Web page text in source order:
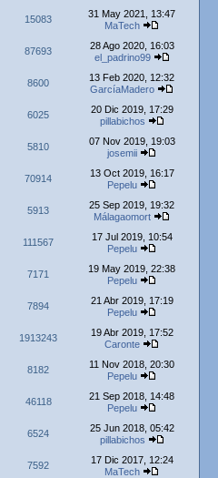
15083
31 May 2021, 13:47
MaTech
87693
28 Ago 2020, 16:03
el_padrino99
8600
13 Feb 2020, 12:32
GarcíaMadero
6025
20 Dic 2019, 17:29
pillabichos
5810
07 Nov 2019, 19:03
josemii
70914
13 Oct 2019, 16:17
Pepelu
5913
25 Sep 2019, 19:32
Málagaomort
111567
17 Jul 2019, 10:54
Pepelu
7171
19 May 2019, 22:38
Pepelu
7894
21 Abr 2019, 17:19
Pepelu
1913243
19 Abr 2019, 17:52
Caronte
8182
11 Nov 2018, 20:30
Pepelu
46118
21 Sep 2018, 14:48
Pepelu
6524
25 Jun 2018, 05:42
pillabichos
7592
17 Dic 2017, 12:24
MaTech